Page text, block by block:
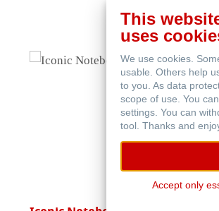
This
uses
We use cookies.
usable. Others help
to you. As data
scope of use. You
settings. You can
tool. Thanks and
Accept only